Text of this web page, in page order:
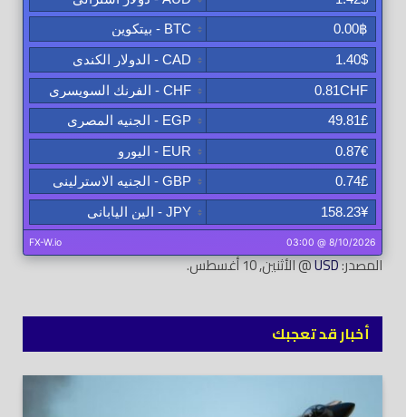
المصدر:USD@ الأثنين, 10 أغسطس.
أخبار قد تعجبك